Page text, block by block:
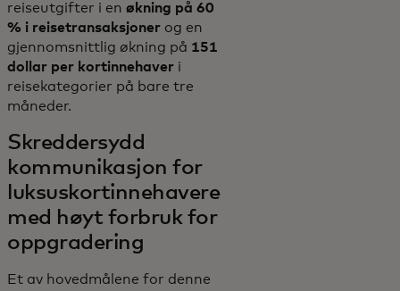
reiseutgifter i en økning på 60
% i reisetransaksjoner og en
gjennomsnittlig økning på 151
dollar per kortinnehaver i
reisekategorier på bare tre
måneder.
Skreddersydd
kommunikasjon for
luksuskortinnehavere
med høyt forbruk for
oppgradering
Et av hovedmålene for denne